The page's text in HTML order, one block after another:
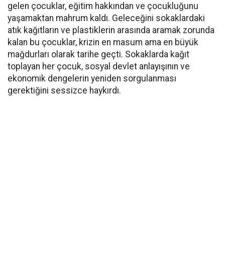
gelen çocuklar, eğitim hakkından ve çocukluğunu
yaşamaktan mahrum kaldı. Geleceğini sokaklardaki
atık kağıtların ve plastiklerin arasında aramak zorunda
kalan bu çocuklar, krizin en masum ama en büyük
mağdurları olarak tarihe geçti. Sokaklarda kağıt
toplayan her çocuk, sosyal devlet anlayışının ve
ekonomik dengelerin yeniden sorgulanması
gerektiğini sessizce haykırdı.